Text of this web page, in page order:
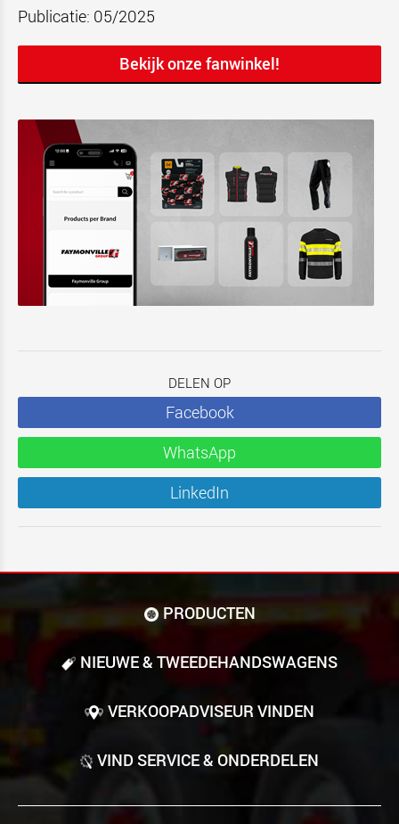
Publicatie: 05/2025
Bekijk onze fanwinkel!
DELEN OP
Facebook
WhatsApp
LinkedIn
PRODUCTEN
NIEUWE & TWEEDE­HANDS­WAGENS
VERKOOPADVISEUR VINDEN
VIND SERVICE & ONDERDELEN